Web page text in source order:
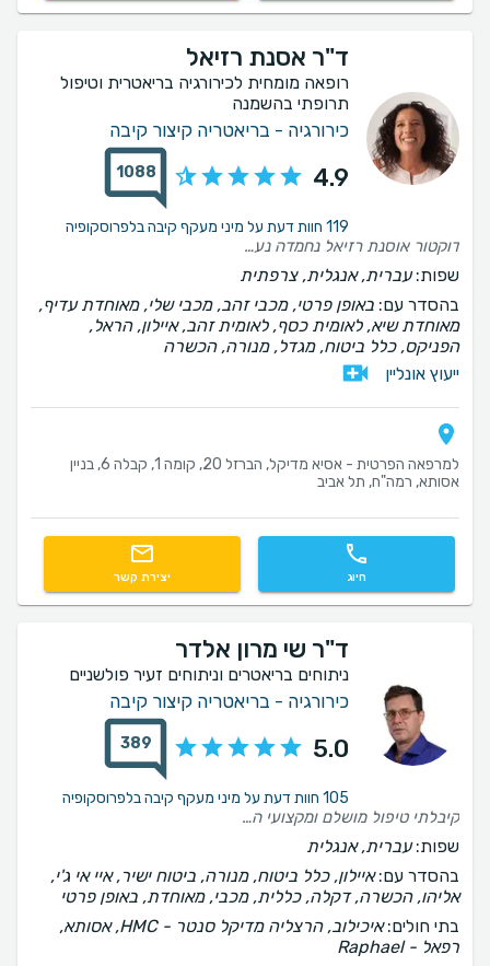
ד"ר אסנת רזיאל
רופאה מומחית לכירורגיה בריאטרית וטיפול
תרופתי בהשמנה
כירורגיה - בריאטריה קיצור קיבה
4.9
1088
119 חוות דעת על מיני מעקף קיבה בלפרוסקופיה
דוקטור אוסנת רזיאל נחמדה נעימה אדיבה קשובה זמינה במקצועית כן ירבו כמותה
שפות:עברית, אנגלית, צרפתית
בהסדר עם: באופן פרטי, מכבי זהב, מכבי שלי, מאוחדת עדיף,
מאוחדת שיא, לאומית כסף, לאומית זהב, איילון, הראל,
הפניקס, כלל ביטוח, מגדל, מנורה, הכשרה
ייעוץ אונליין
למרפאה הפרטית - אסיא מדיקל, הברזל 20, קומה 1, קבלה 6, בניין
אסותא, רמה"ח, תל אביב
חיוג יצירת קשר
ד"ר שי מרון אלדר
ניתוחים בריאטרים וניתוחים זעיר פולשניים
כירורגיה - בריאטריה קיצור קיבה
5.0
389
105 חוות דעת על מיני מעקף קיבה בלפרוסקופיה
קיבלתי טיפול מושלם ומקצועי הייתי מאוד מרוצה לפני ואחרי הניתוח הכל עבר בהצלחה קיבלתי תשובות מיידי בכל השאלות שלי אני ממליצה
שפות:עברית, אנגלית
בהסדר עם:איילון, כלל ביטוח, מנורה, ביטוח ישיר, איי אי ג'י,
אליהו, הכשרה, דקלה, כללית, מכבי, מאוחדת, באופן פרטי
בתי חולים:
איכילוב, הרצליה מדיקל סנטר - HMC, אסותא,
רפאל - Raphael